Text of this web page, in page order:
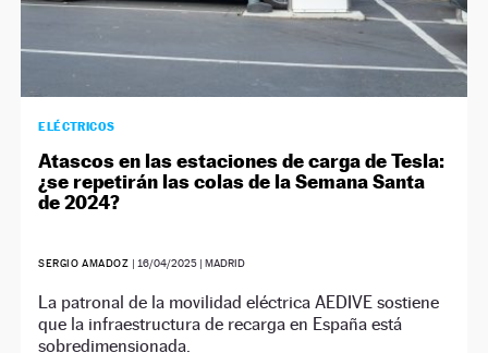
ELÉCTRICOS
Atascos en las estaciones de carga de Tesla:
¿se repetirán las colas de la Semana Santa
de 2024?
SERGIO AMADOZ | 16/04/2025| MADRID
La patronal de la movilidad eléctrica AEDIVE sostiene
que la infraestructura de recarga en España está
sobredimensionada.